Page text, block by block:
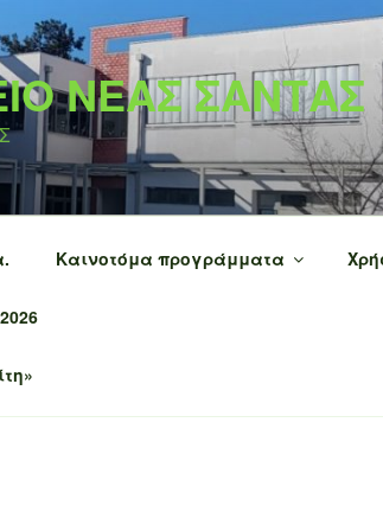
ΝΕΑΣ ΣΑΝΤΑΣ
Καινοτόμα προγράμματα